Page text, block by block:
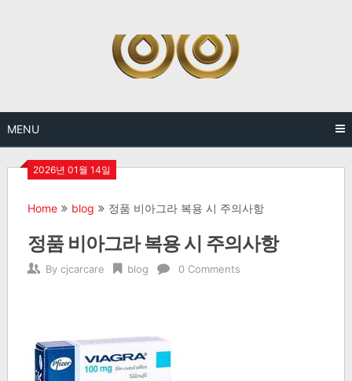
MENU
2026년 01월 14일
Home blog 정품 비아그라 복용 시 주의사항
정품 비아그라 복용 시 주의사항
By cjcarcare blog 0 Comments